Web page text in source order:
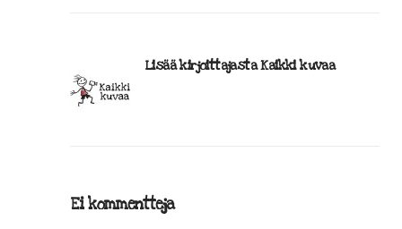
Lisää kirjoittajasta Kaikki kuvaa
Ei kommentteja